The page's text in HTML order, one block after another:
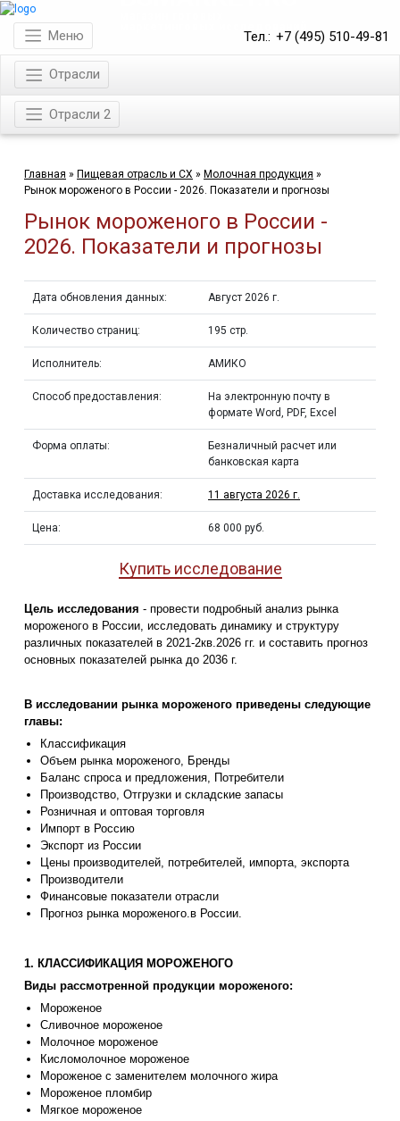
Тел.: +7 (495) 510-49-81
Меню
Отрасли
Отрасли 2
Главная » Пищевая отрасль и СХ » Молочная продукция »
Рынок мороженого в России - 2026. Показатели и прогнозы
Рынок мороженого в России -
2026. Показатели и прогнозы
Дата обновления данных: Август 2026 г.
Количество страниц: 195 стр.
Исполнитель: АМИКО
Способ предоставления:
На электронную почту в
формате Word, PDF, Excel
Форма оплаты:
Безналичный расчет или
банковская карта
Доставка исследования: 11 августа 2026 г.
Цена: 68 000 руб.
Купить исследование
Цель исследования - провести подробный анализ рынка
мороженого в России, исследовать динамику и структуру
различных показателей в 2021-2кв.2026 гг. и составить прогноз
основных показателей рынка до 2036 г.
В исследовании рынка мороженого приведены следующие
главы:
Классификация
Объем рынка мороженого, Бренды
Баланс спроса и предложения, Потребители
Производство, Отгрузки и складские запасы
Розничная и оптовая торговля
Импорт в Россию
Экспорт из России
Цены производителей, потребителей, импорта, экспорта
Производители
Финансовые показатели отрасли
Прогноз рынка мороженого.в России.
1. КЛАССИФИКАЦИЯ МОРОЖЕНОГО
Виды рассмотренной продукции мороженого:
Мороженое
Сливочное мороженое
Молочное мороженое
Кисломолочное мороженое
Мороженое с заменителем молочного жира
Мороженое пломбир
Мягкое мороженое